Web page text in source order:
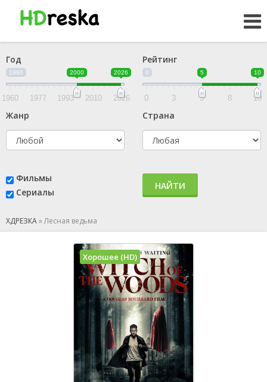
Год
1960 2000 2026
1960 1977 1993 2010 2026
Рейтинг
0 5 10
0 3 5 8 10
Жанр Страна
Фильмы
Сериалы
НАЙТИ
ХДРЕЗКА»Лесная ведьма
Хорошее (HD)